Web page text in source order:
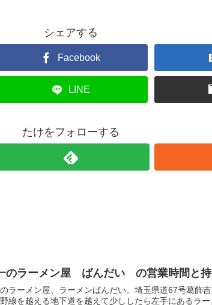
シェアする
Facebook
LINE
たけをフォローする
のラーメン屋 ばんだい の営業時間と
ラーメン屋、ラーメンばんだい。埼玉県道67号葛飾
線を越える地下道を越えて少ししたら左手にあるラ